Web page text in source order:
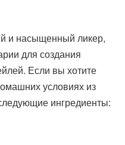
и насыщенный ликер,
для создания
Если вы хотите
условиях из
ингредиенты: